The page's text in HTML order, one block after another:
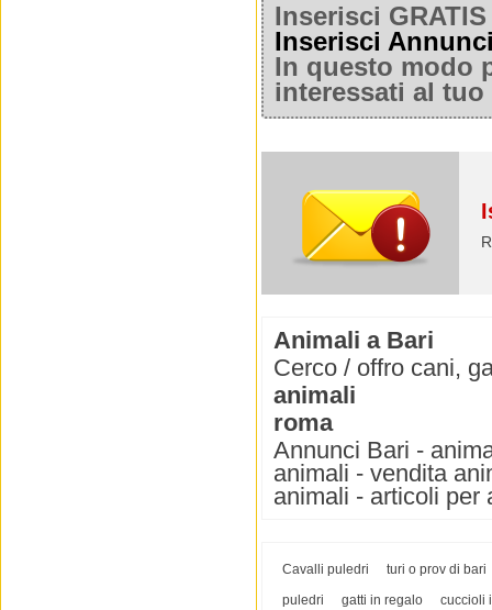
Inserisci
Inserisci
In questo modo
interessati al
Animali a Bari
Cerco / offro cani,
animali
roma
Annunci Bari -
animali - vendita
animali - articoli per
Cavalli puledri
turi o prov di bari
puledri
gatti in regalo
cuccioli